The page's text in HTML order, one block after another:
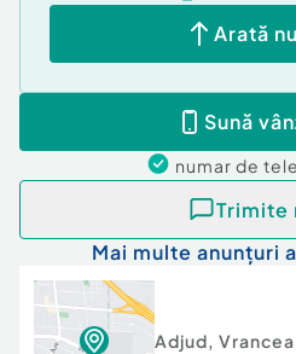
Număr încăperi: 12
Posibilitate parcare: Nu
Tip imobil:Spaţiu stradal
Arată
Sună
numar de
Trimite
Mai multe anunțuri
Adjud, Vrancea